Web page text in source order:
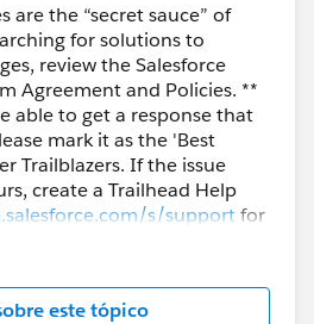
are the “secret sauce” of
for solutions to
review the Salesforce
Agreement and Policies. **
able to get a response that
mark it as the 'Best
Trailblazers. If the issue
create a Trailhead Help
s/supportfor
este tópico